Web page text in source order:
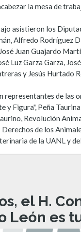
la mesa de
asistieron los
Alfredo Rodríguez
Juan Guajardo
Luz Garza Garza,
y Jesús Hurtado
representantes de las
y Figura", Peña
Revolución
de los
de la UANL y
el H.
León es